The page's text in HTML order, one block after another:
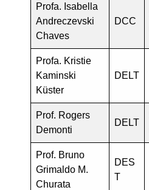
Profa. Isabella
Andreczevski
Chaves
DCC
Profa. Kristie
Kaminski
Küster
DELT
Prof. Rogers
Demonti
DELT
Prof. Bruno
Grimaldo M.
Churata
DES
T